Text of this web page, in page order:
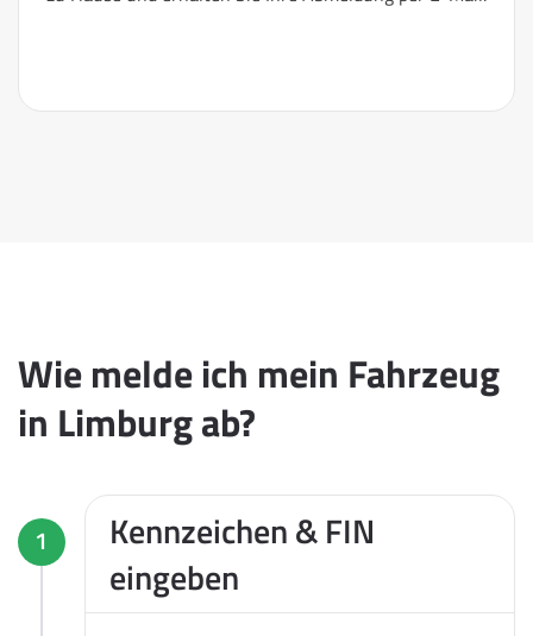
Wie melde ich mein Fahrzeug
in Limburg ab?
1
Kennzeichen & FIN
eingeben